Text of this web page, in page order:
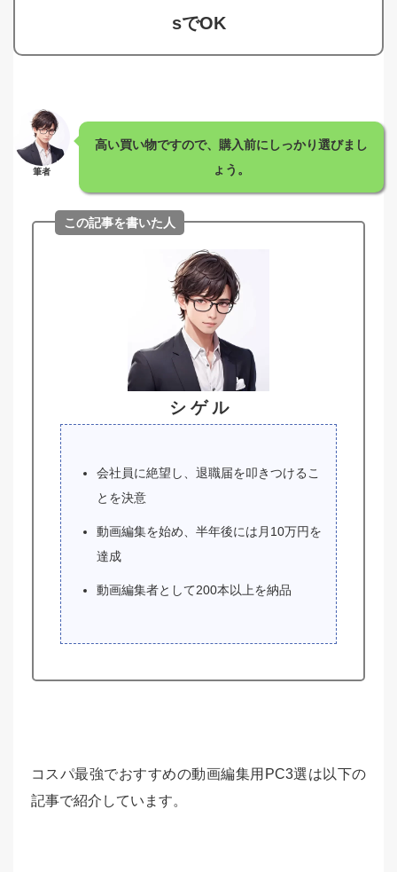
sでOK
筆者
高い買い物ですので、購入前にしっかり選びまし
ょう。
この記事を書いた人
シ ゲ ル
会社員に絶望し、退職届を叩きつけるこ
とを決意
動画編集を始め、半年後には月10万円を
達成
動画編集者として200本以上を納品
コスパ最強でおすすめの動画編集用PC3選は以下の
記事で紹介しています。